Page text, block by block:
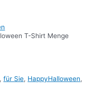
T-Shirt Menge
, für Sie, HappyHalloween,